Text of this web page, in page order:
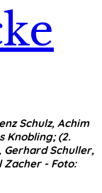
Schulz, Achim
Knobling; (2.
Gerhard Schuller,
Zacher - Foto: